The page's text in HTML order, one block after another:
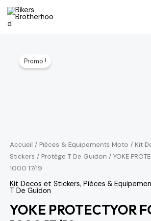
Aller
Promo !
Accueil / Pièces & Equipements Moto / Kit
Stickers / Protège T De Guidon / YOKE
1000 17/19
Kit Decos et Stickers, Pièces &
T De Guidon
YOKE PROTECTYOR
17/19